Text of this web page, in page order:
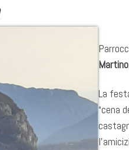
Martino
La
“cena